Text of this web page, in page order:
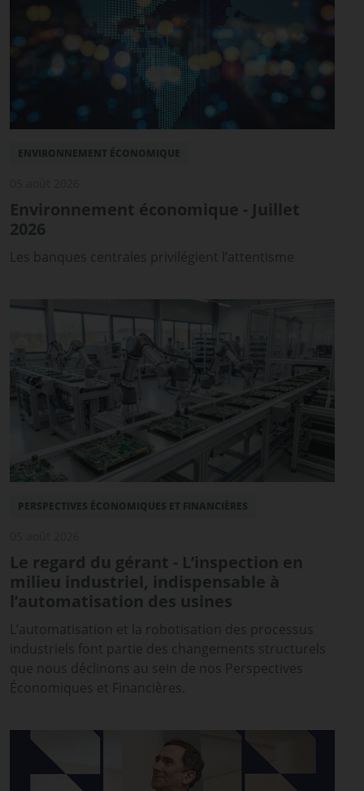
ENVIRONNEMENT ÉCONOMIQUE
Environnement économique - Juillet
2026
Les banques centrales privilégient l’attentisme
PERSPECTIVES ÉCONOMIQUES ET FINANCIÈRES
Le regard du gérant - L’inspection en
milieu industriel, indispensable à
l’automatisation des usines
L’automatisation et la robotisation des processus
industriels font partie des changements structurels
que nous déclinons au sein de nos Perspectives
Économiques et Financières.